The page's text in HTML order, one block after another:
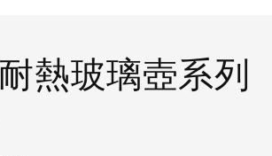
熱玻璃壺系列